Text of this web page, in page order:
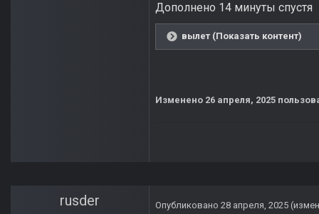
Дополнено 14 минуты спустя
вылет (Показать контент)
Изменено 26 апреля, 2025
rusder Опубликовано 28 апреля, 2025